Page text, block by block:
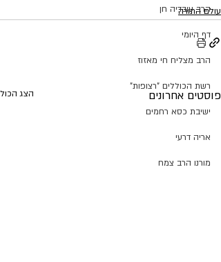
הרב עובדיה חן
דף היומי
הרב מצליח חי מאזוז
רשת הכוללים "רצופות"
ישיבת כסא רחמים
אריה דרעי
מורנו הרב צמח
עולם התורה
פוסטים אחרונים הצג הכול